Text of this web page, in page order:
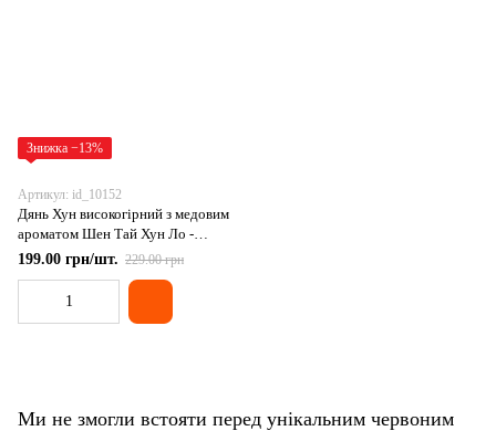
Знижка −13%
Артикул: id_10152
Дянь Хун високогірний з медовим
ароматом Шен Тай Хун Ло -
Червоний Равлик із Фенціна 50г.
199.00 грн/шт. 229.00 грн
Ми не змогли встояти перед унікальним червоним